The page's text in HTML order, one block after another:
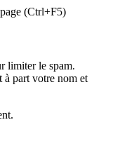
(Ctrl+F5)
limiter le spam.
à part votre nom et